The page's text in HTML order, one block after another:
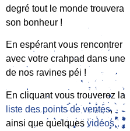
degré tout le monde trouvera
son bonheur !
En espérant vous rencontrer
avec votre crahpad dans une
de nos ravines péi !
En cliquant vous trouverez la
liste des points de ventes,
ainsi que quelques vidéos